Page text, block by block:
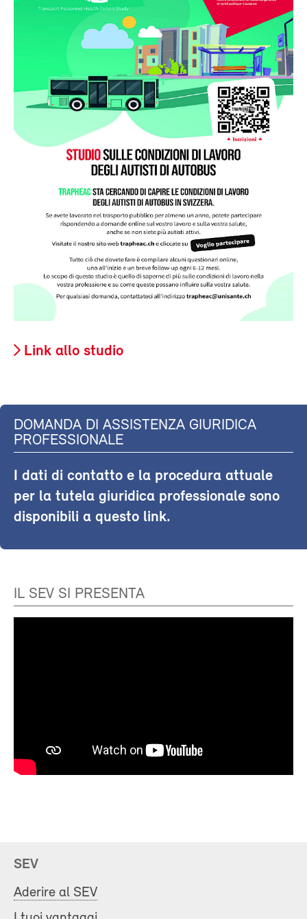
Link allo studio
DOMANDA DI ASSISTENZA GIURIDICA
PROFESSIONALE
I dati di contatto e la procedura attuale
per la tutela giuridica professionale sono
disponibili a questo link.
IL SEV SI PRESENTA
SEV
Aderire al SEV